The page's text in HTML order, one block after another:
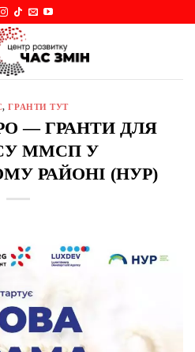
,ГРАНТИ ТУТ
— ГРАНТИ ДЛЯ
ММСП У
РАЙОНІ (НУР)